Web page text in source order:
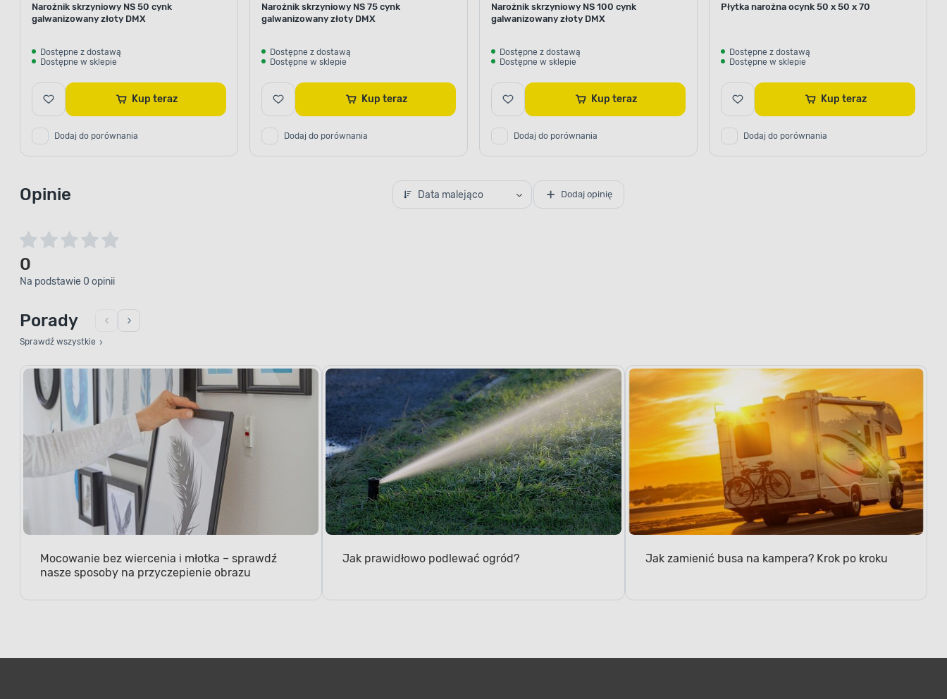
Narożnik skrzyniowy NS 50 cynk
galwanizowany złoty DMX
Dostępne z dostawą
Dostępne w sklepie
Kup teraz
Dodaj do porównania
Narożnik skrzyniowy NS 75 cynk
galwanizowany złoty DMX
Dostępne z dostawą
Dostępne w sklepie
Kup teraz
Dodaj do porównania
Narożnik skrzyniowy NS 100 cynk
galwanizowany złoty DMX
Dostępne z dostawą
Dostępne w sklepie
Kup teraz
Dodaj do porównania
Płytka narożna ocynk 50 x 50 x 70
Dostępne z dostawą
Dostępne w sklepie
Kup teraz
Dodaj do porównania
Opinie Data malejąco Dodaj opinię
0
Na podstawie 0 opinii
Porady
Sprawdź wszystkie
Mocowanie bez wiercenia i młotka – sprawdź
nasze sposoby na przyczepienie obrazu
Jak prawidłowo podlewać ogród? Jak zamienić busa na kampera? Krok po kroku